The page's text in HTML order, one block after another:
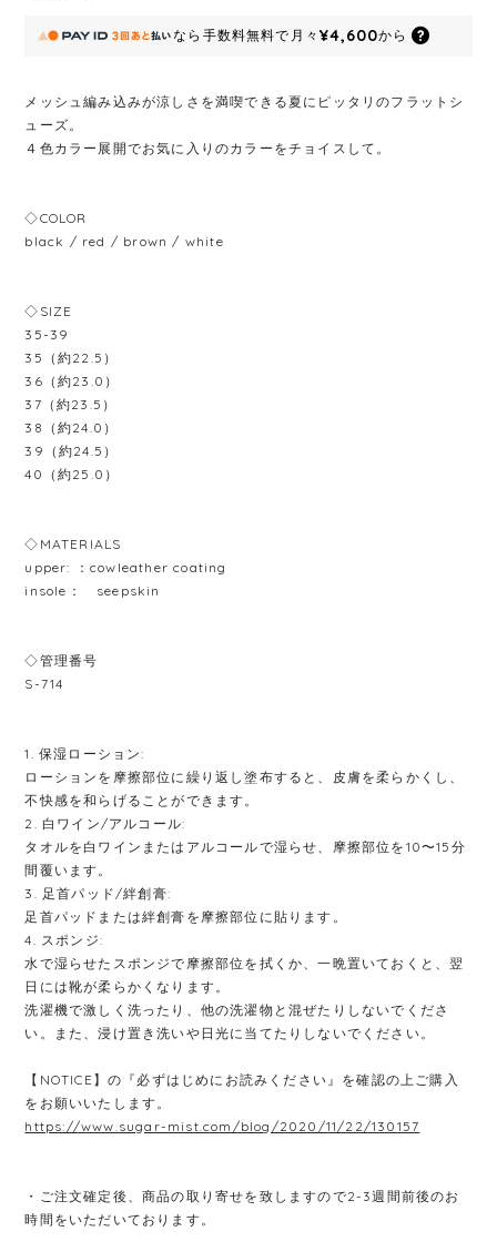
なら 手数料無料で 月々 ¥4,600から
メッシュ編み込みが涼しさを満喫できる夏にピッタリのフラットシ
ューズ。
４色カラー展開でお気に入りのカラーをチョイスして。
◇COLOR
black / red / brown / white
◇SIZE
35-39
35（約22.5）
36（約23.0）
37（約23.5）
38（約24.0）
39（約24.5）
40（約25.0）
◇MATERIALS
upper: ：cowleather coating
insole： seepskin
◇管理番号
S-714
1. 保湿ローション:
ローションを摩擦部位に繰り返し塗布すると、皮膚を柔らかくし、
不快感を和らげることができます。
2. 白ワイン/アルコール:
タオルを白ワインまたはアルコールで湿らせ、摩擦部位を10〜15分
間覆います。
3. 足首パッド/絆創膏:
足首パッドまたは絆創膏を摩擦部位に貼ります。
4. スポンジ:
水で湿らせたスポンジで摩擦部位を拭くか、一晩置いておくと、翌
日には靴が柔らかくなります。
洗濯機で激しく洗ったり、他の洗濯物と混ぜたりしないでくださ
い。また、浸け置き洗いや日光に当てたりしないでください。
【NOTICE】の『必ずはじめにお読みください』を確認の上ご購入
をお願いいたします。
https://www.sugar-mist.com/blog/2020/11/22/130157
・ご注文確定後、商品の取り寄せを致しますので2-3週間前後のお
時間をいただいております。